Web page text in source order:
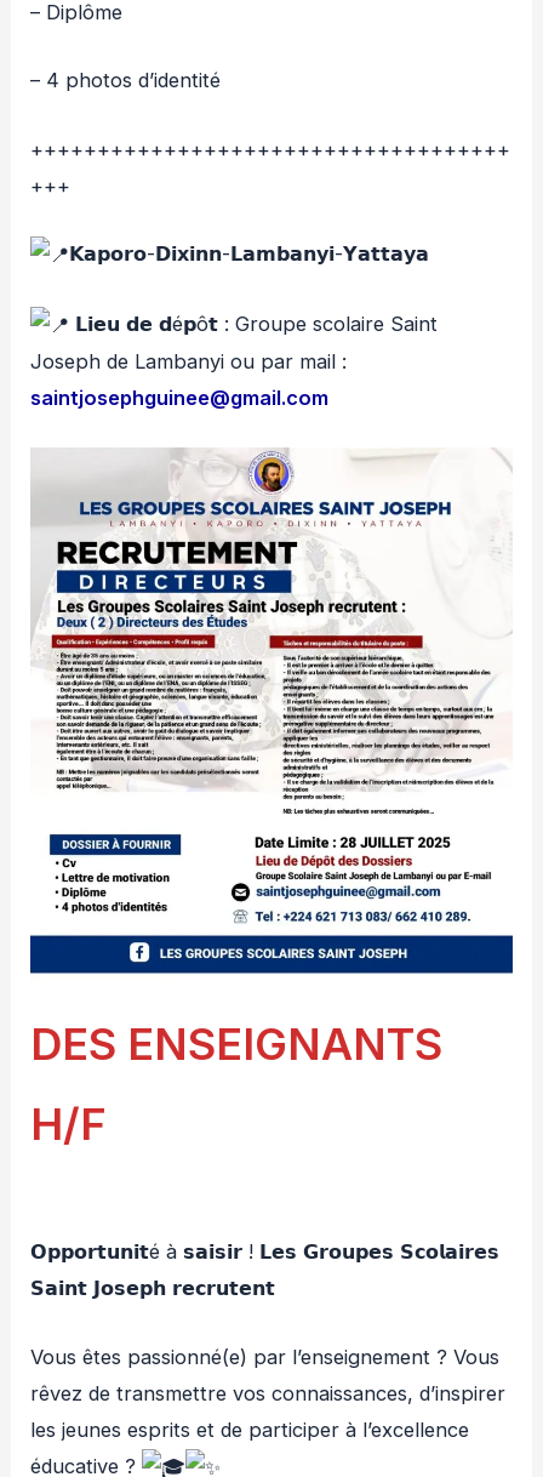
– Diplôme
– 4 photos d’identité
++++++++++++++++++++++++++++++++++++
+++
𝗞𝗮𝗽𝗼𝗿𝗼-𝗗𝗶𝘅𝗶𝗻𝗻-𝗟𝗮𝗺𝗯𝗮𝗻𝘆𝗶-𝗬𝗮𝘁𝘁𝗮𝘆𝗮
𝗟𝗶𝗲𝘂 𝗱𝗲 𝗱é𝗽ô𝘁 : Groupe scolaire Saint
Joseph de Lambanyi ou par mail :
saintjosephguinee@gmail.com
DES ENSEIGNANTS
H/F
𝗢𝗽𝗽𝗼𝗿𝘁𝘂𝗻𝗶𝘁é à 𝘀𝗮𝗶𝘀𝗶𝗿 ! 𝗟𝗲𝘀 𝗚𝗿𝗼𝘂𝗽𝗲𝘀 𝗦𝗰𝗼𝗹𝗮𝗶𝗿𝗲𝘀
𝗦𝗮𝗶𝗻𝘁 𝗝𝗼𝘀𝗲𝗽𝗵 𝗿𝗲𝗰𝗿𝘂𝘁𝗲𝗻𝘁
Vous êtes passionné(e) par l’enseignement ? Vous
rêvez detransmettre vos connaissances, d’inspirer
les jeunes esprits et de participer à l’excellence
éducative ?